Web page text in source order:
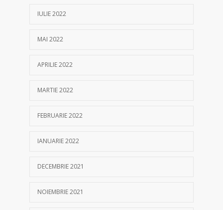
IULIE 2022
MAI 2022
APRILIE 2022
MARTIE 2022
FEBRUARIE 2022
IANUARIE 2022
DECEMBRIE 2021
NOIEMBRIE 2021